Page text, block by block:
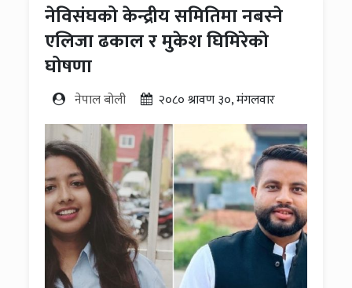
नेविसंघको केन्द्रीय समितिमा नबस्ने
एलिजा ढकाल र मुकेश घिमिरेको
घोषणा
नेपाल बोली २०८० श्रावण ३०, मंगलवार